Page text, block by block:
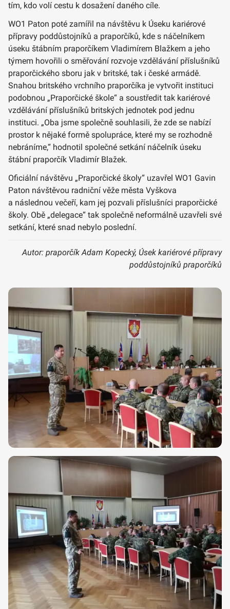
tím, kdo volí cestu k dosažení daného cíle.
WO1 Paton poté zamířil na návštěvu k Úseku kariérové
přípravy poddůstojníků a praporčíků, kde s náčelníkem
úseku štábním praporčíkem Vladimírem Blažkem a jeho
týmem hovořili o směřování rozvoje vzdělávání příslušníků
praporčického sboru jak v britské, tak i české armádě.
Snahou britského vrchního praporčíka je vytvořit instituci
podobnou „Praporčické škole“ a soustředit tak kariérové
vzdělávání příslušníků britských jednotek pod jednu
instituci. „Oba jsme společně souhlasili, že zde se nabízí
prostor k nějaké formě spolupráce, které my se rozhodně
nebráníme,“ hodnotil společné setkání náčelník úseku
štábní praporčík Vladimír Blažek.
Oficiální návštěvu „Praporčické školy“ uzavřel WO1 Gavin
Paton návštěvou radniční věže města Vyškova
a následnou večeří, kam jej pozvali příslušníci praporčické
školy. Obě „delegace“ tak společně neformálně uzavřeli své
setkání, které snad nebylo poslední.
Autor: praporčík Adam Kopecký, Úsek kariérové přípravy
poddůstojníků praporčíků